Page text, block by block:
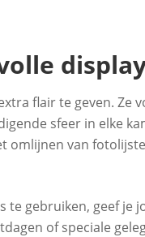
flair te geven. Ze
sfeer in elke
omlijnen van
gebruiken, geef je
of speciale